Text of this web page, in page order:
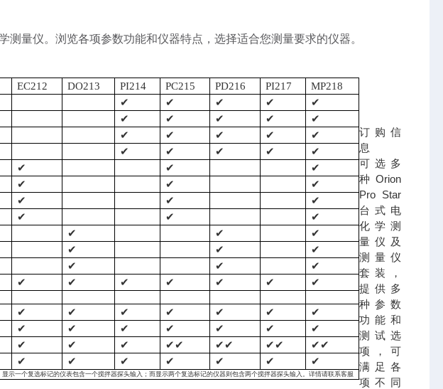
测量仪。浏览各项参数功能和仪器特点，选择适合您测量要求的仪器。
EC212 DO213 PI214 PC215 PD216 PI217
MP218
✔ ✔ ✔ ✔
✔
✔ ✔ ✔ ✔
✔
✔ ✔ ✔ ✔
✔
✔ ✔ ✔ ✔
✔
✔ ✔
✔
✔ ✔ ✔
✔ ✔ ✔
✔ ✔ ✔
✔ ✔ ✔
✔ ✔ ✔
✔ ✔ ✔
✔ ✔ ✔ ✔ ✔ ✔ ✔
✔ ✔ ✔ ✔ ✔ ✔ ✔
✔ ✔ ✔ ✔ ✔ ✔ ✔
✔ ✔ ✔ ✔✔ ✔✔ ✔✔ ✔✔
✔ ✔ ✔ ✔ ✔ ✔ ✔
示一个复选标记的仪表包含一个搅拌器探头输入；而显示两个复选标记的仪器则包含两个搅拌器探头输入。详情请联系客服
订购信
息
可选多
种 Orion
Pro Star
台式电
化学测
量仪及
测量仪
套装，
提供多
种参数
功能和
测试选
项，可
满足各
项不同